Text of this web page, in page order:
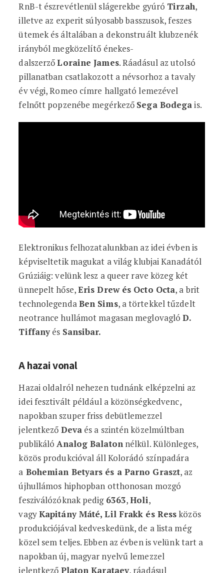
RnB-t észrevétlenül slágerekbe gyúró Tirzah,
illetve az experit súlyosabb basszusok, feszes
ütemek és általában a dekonstruált klubzenék
irányból megközelítő énekes-
dalszerzőLoraine James. Ráadásul az utolsó
pillanatban csatlakozott a névsorhoz a tavaly
év végi, Romeo címre hallgató lemezével
felnőtt popzenébe megérkező Sega Bodegais.
Elektronikus felhozatalunkban az idei évben is
képviseltetik magukat a világ klubjai Kanadától
Grúziáig: velünk lesz a queer rave közeg két
ünnepelt hőse,Eris Drew és Octo Octa, a brit
technolegendaBen Sims, a törtekkel tűzdelt
neotrance hullámot magasan meglovaglóD.
Tiffanyés Sansibar.
A hazai vonal
Hazai oldalról nehezen tudnánk elképzelni az
idei fesztivált például a közönségkedvenc,
napokban szuper friss debütlemezzel
jelentkező Devaés a szintén közelmúltban
publikálóAnalog Balatonnélkül. Különleges,
közös produkcióval áll Kolorádó színpadára
a Bohemian Betyars és a Parno Graszt, az
újhullámos hiphopban otthonosan mozgó
fesziválózóknak pedig 6363,Holi,
vagyKapitány Máté, Lil Frakk és Ressközös
produkciójával kedveskedünk, de a lista még
közel sem teljes. Ebben az évben is velünk tart a
napokban új, magyar nyelvű lemezzel
jelentkező Platon Karataev, ráadásul